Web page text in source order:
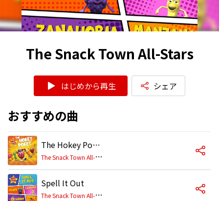
The Snack Town All-Stars
はじめから再生 シェア
おすすめの曲
The Hokey Pokey
T
he Snack Town All-Stars
Spell It Out
T
he Snack Town All-Stars